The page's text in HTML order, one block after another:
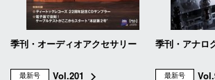
季刊・オーディオアクセサリー
最新号
Vol.201
季刊・アナロ
最新号